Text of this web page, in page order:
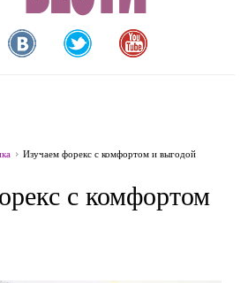
Изучаем форекс с комфортом и выгодой
с комфортом